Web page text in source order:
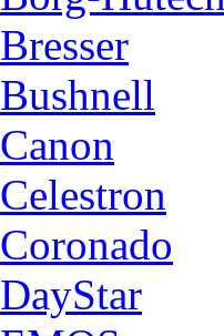
Bresser
Bushnell
Canon
Celestron
Coronado
DayStar